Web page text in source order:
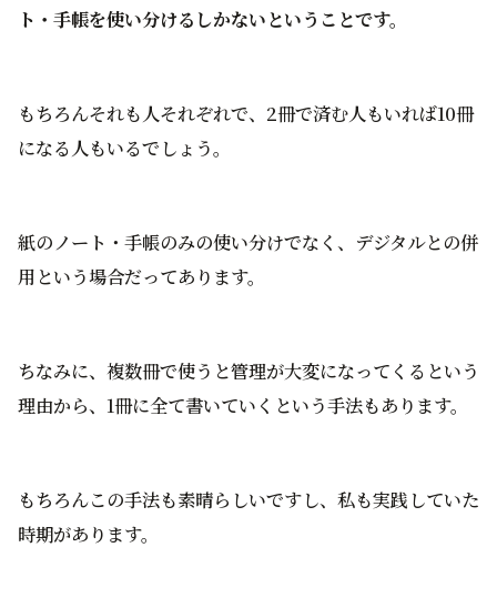
ト・手帳を使い分けるしかないということです。
もちろんそれも人それぞれで、2冊で済む人もいれば10冊
になる人もいるでしょう。
紙のノート・手帳のみの使い分けでなく、デジタルとの併
用という場合だってあります。
ちなみに、複数冊で使うと管理が大変になってくるという
理由から、1冊に全て書いていくという手法もあります。
もちろんこの手法も素晴らしいですし、私も実践していた
時期があります。